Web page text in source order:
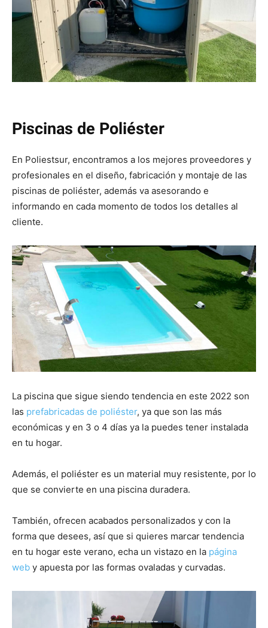
Piscinas de Poliéster
En Poliestsur, encontramos a los mejores proveedores y
profesionales en el diseño, fabricación y montaje de las
piscinas de poliéster, además va asesorando e
informando en cada momento de todos los detalles al
cliente.
La piscina que sigue siendo tendencia en este 2022 son
las prefabricadas de poliéster, ya que son las más
económicas y en 3 o 4 días ya la puedes tener instalada
en tu hogar.
Además, el poliéster es un material muy resistente, por lo
que se convierte en una piscina duradera.
También, ofrecen acabados personalizados y con la
forma que desees, así que si quieres marcar tendencia
en tu hogar este verano, echa un vistazo en la página
web y apuesta por las formas ovaladas y curvadas.